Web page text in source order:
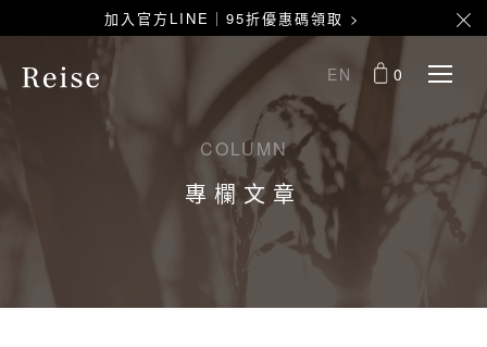
加入官方LINE｜95折優惠碼領取 >
EN 0
COLUMN
專欄文章